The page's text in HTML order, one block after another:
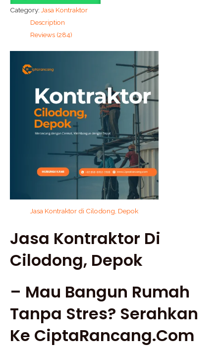
Category: Jasa Kontraktor
Description
Reviews (284)
Jasa Kontraktor di Cilodong, Depok
Jasa Kontraktor Di
Cilodong, Depok
– Mau Bangun Rumah
Tanpa Stres? Serahkan
Ke CiptaRancang.com